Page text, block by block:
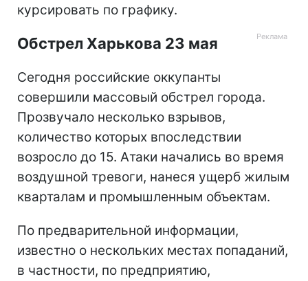
курсировать по графику.
Обстрел Харькова 23 мая
Сегодня российские оккупанты
совершили массовый обстрел города.
Прозвучало несколько взрывов,
количество которых впоследствии
возросло до 15. Атаки начались во время
воздушной тревоги, нанеся ущерб жилым
кварталам и промышленным объектам.
По предварительной информации,
известно о нескольких местах попаданий,
в частности, по предприятию,